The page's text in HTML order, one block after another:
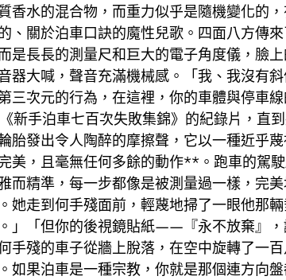
水的混合物，而重力似乎是隨機變化的
、關於泊車口訣的魔性兒歌。四面八方傳
長長的測量尺和巨大的電子角度儀，臉
器大喊，聲音充滿機械感。「我、我沒有
三次元的行為，在這裡，你的車體與停車
手泊車七百次失敗集錦》的紀錄片，直
胎發出令人陶醉的摩擦聲，它以一種近乎
美，且毫無任何多餘的動作**。跑車的駕
而精準，每一步都像是被測量過一樣，完
走到何手殘面前，輕蔑地掃了一眼他那
」「但你的後視鏡貼紙——『永不放棄』
殘的車子從牆上脫落，在空中旋轉了一
果泊車是一種宗教，你就是那個連方向